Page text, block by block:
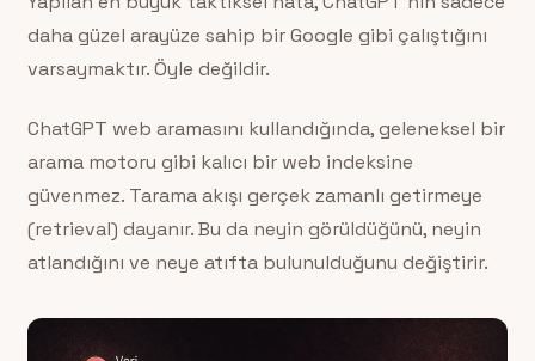
daha güzel arayüze sahip bir Google gibi çalıştığını
varsaymaktır. Öyle değildir.
ChatGPT web aramasını kullandığında, geleneksel bir
arama motoru gibi kalıcı bir web indeksine
güvenmez. Tarama akışı gerçek zamanlı getirmeye
(retrieval) dayanır. Bu da neyin görüldüğünü, neyin
atlandığını ve neye atıfta bulunulduğunu değiştirir.